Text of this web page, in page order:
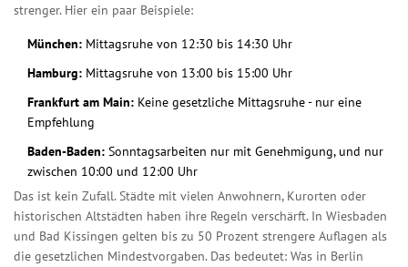
strenger. Hier ein paar Beispiele:
München: Mittagsruhe von 12:30 bis 14:30 Uhr
Hamburg: Mittagsruhe von 13:00 bis 15:00 Uhr
Frankfurt am Main: Keine gesetzliche Mittagsruhe - nur eine
Empfehlung
Baden-Baden: Sonntagsarbeiten nur mit Genehmigung, und nur
zwischen 10:00 und 12:00 Uhr
Das ist kein Zufall. Städte mit vielen Anwohnern, Kurorten oder
historischen Altstädten haben ihre Regeln verschärft. In Wiesbaden
und Bad Kissingen gelten bis zu 50 Prozent strengere Auflagen als
die gesetzlichen Mindestvorgaben. Das bedeutet: Was in Berlin